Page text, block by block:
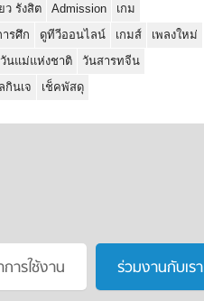
ว รังสิต
Admission
เกม
รศึก
ดูทีวีออนไลน์ เกมส์
เพลงใหม่
วันแม่แห่งชาติ
วันสารทจีน
กินเจ
เช็คพัสดุ
ารใช้งาน ร่วมงานกับเรา